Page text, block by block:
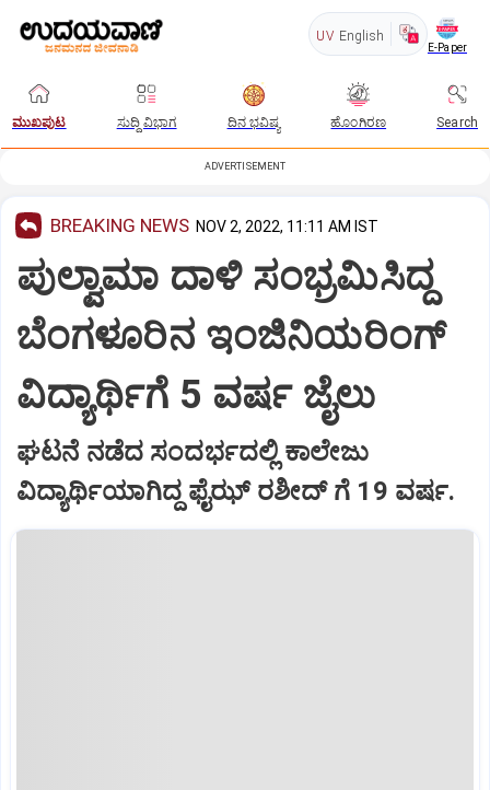
UV English
E-Paper
ಮುಖಪುಟ ಸುದ್ದಿ ವಿಭಾಗ ದಿನ ಭವಿಷ್ಯ ಹೊಂಗಿರಣ Search
ADVERTISEMENT
BREAKING NEWS NOV 2, 2022, 11:11 AM IST
ಪುಲ್ವಾಮಾ ದಾಳಿ ಸಂಭ್ರಮಿಸಿದ್ದ
ಬೆಂಗಳೂರಿನ ಇಂಜಿನಿಯರಿಂಗ್
ವಿದ್ಯಾರ್ಥಿಗೆ 5 ವರ್ಷ ಜೈಲು
ಘಟನೆ ನಡೆದ ಸಂದರ್ಭದಲ್ಲಿ ಕಾಲೇಜು
ವಿದ್ಯಾರ್ಥಿಯಾಗಿದ್ದ ಫೈಝ್ ರಶೀದ್ ಗೆ 19 ವರ್ಷ.